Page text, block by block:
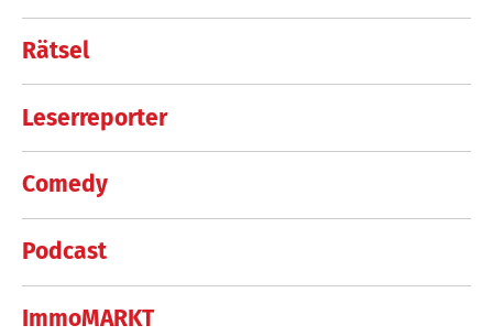
Rätsel
Leserreporter
Comedy
Podcast
ImmoMARKT